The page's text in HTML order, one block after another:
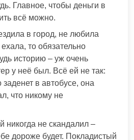
Главное, чтобы деньги в
всё можно.
в город, не любила
то обязательно
историю – уж очень
у неё был. Всё ей не так:
заденет в автобусе, она
что никому не
никогда не скандалил –
дороже будет. Покладистый